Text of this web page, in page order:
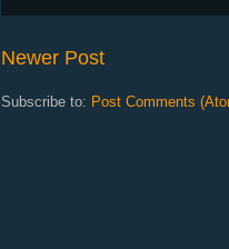
Newer Post
Subscribe to: Post Comments